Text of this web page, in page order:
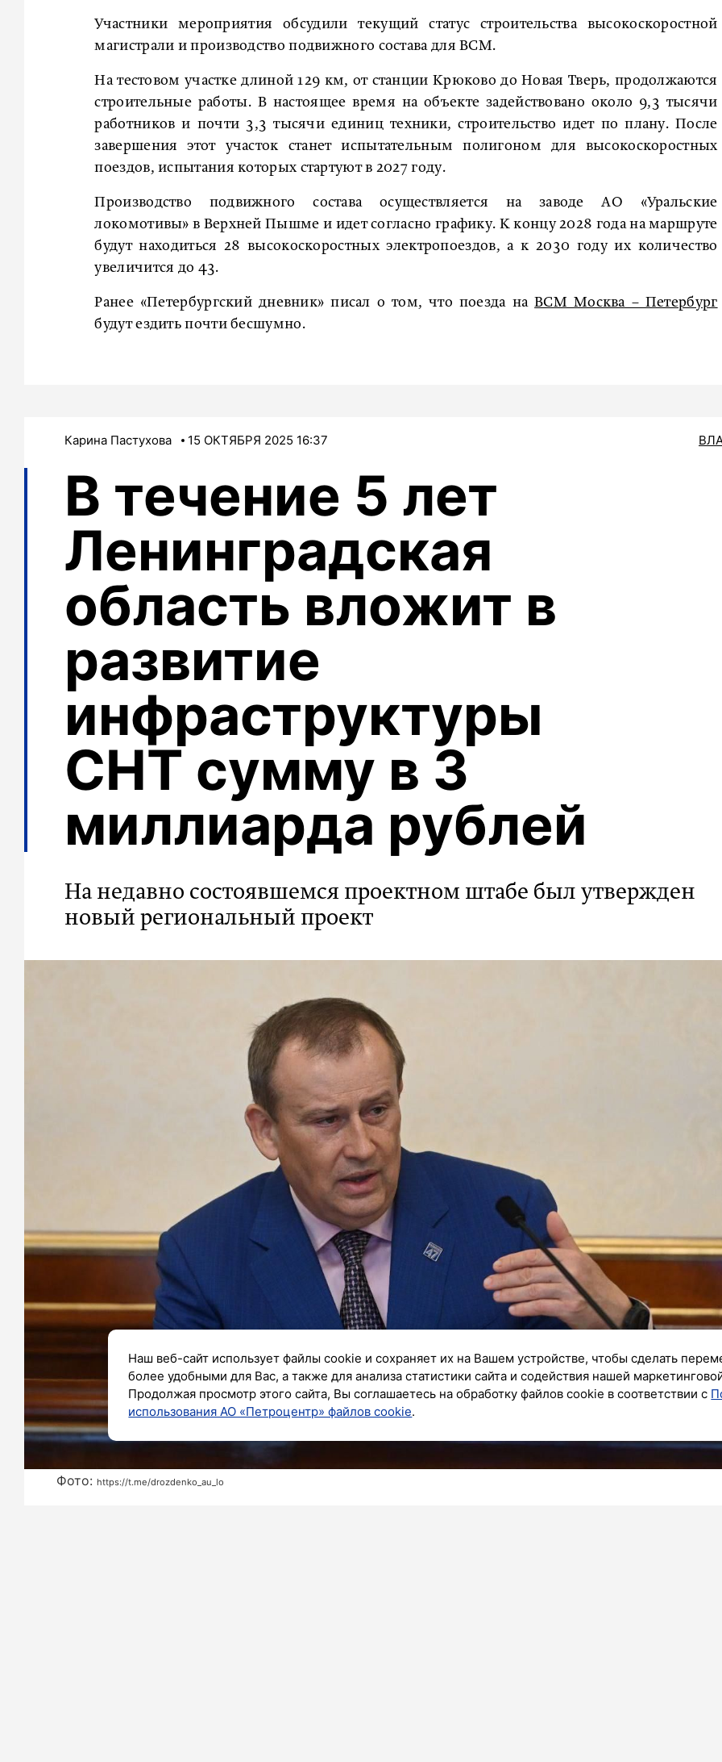
Участники мероприятия обсудили текущий статус строительства высокоскоростной
магистрали и производство подвижного состава для ВСМ.
На тестовом участке длиной 129 км, от станции Крюково до Новая Тверь, продолжаются
строительные работы. В настоящее время на объекте задействовано около 9,3 тысячи
работников и почти 3,3 тысячи единиц техники, строительство идет по плану. После
завершения этот участок станет испытательным полигоном для высокоскоростных
поездов, испытания которых стартуют в 2027 году.
Производство подвижного состава осуществляется на заводе АО «Уральские
локомотивы» в Верхней Пышме и идет согласно графику. К концу 2028 года на маршруте
будут находиться 28 высокоскоростных электропоездов, а к 2030 году их количество
увеличится до 43.
Ранее «Петербургский дневник» писал о том, что поезда наВСМ Москва – Петербург
будут ездить почти бесшумно.
Карина Пастухова 15 ОКТЯБРЯ 2025 16:37
В течение 5 лет
Ленинградская
область вложит в
развитие
инфраструктуры
СНТ сумму в 3
миллиарда рублей
На недавно состоявшемся проектном штабе был утвержден
новый региональный проект
Фото: https://t.me/drozdenko_au_lo
Наш веб-сайт использует файлы cookie и сохраняет их на Вашем устройстве, чтобы сделать
более удобными для Вас, а также для анализа статистики сайта и содействия нашей
Продолжая просмотр этого сайта, Вы соглашаетесь на обработку файлов cookie в соответствии с
использования АО «Петроцентр» файлов cookie.